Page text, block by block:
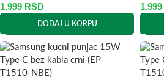
1.999 RSD
DODAJ U KORPU
1.999